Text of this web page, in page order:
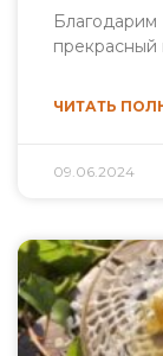
Благодарим
прекрасный
ЧИТАТЬ
09.06.2024